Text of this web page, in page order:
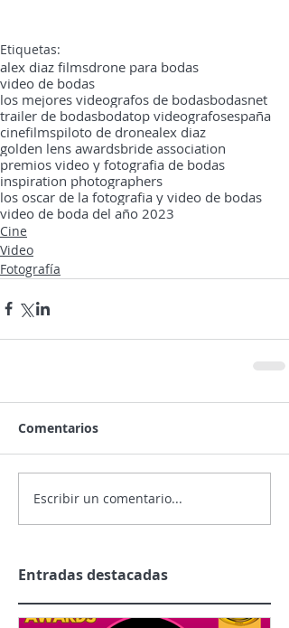
Etiquetas:
alex diaz filmsdrone para bodas
video de bodas
los mejores videografos de bodasbodasnet
trailer de bodasbodatop videografosespaña
cinefilmspiloto de dronealex diaz
golden lens awardsbride association
premios video y fotografia de bodas
inspiration photographers
los oscar de la fotografia y video de bodas
video de boda del año 2023
Cine
Video
Fotografía
Comentarios
Escribir un comentario...
Entradas destacadas